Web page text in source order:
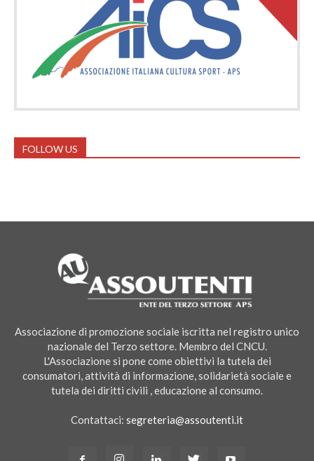
FOLLOW US
Associazione di promozione sociale iscritta nel registro unico
nazionale del Terzo settore. Membro del CNCU.
L'Associazione si pone come obiettivi la tutela dei
consumatori, attività di informazione, solidarietà sociale e
tutela dei diritti civili , educazione al consumo.
Contattaci: segreteria@assoutenti.it